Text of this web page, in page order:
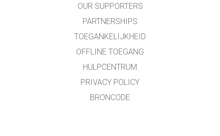
OUR SUPPORTERS
PARTNERSHIPS
TOEGANKELIJKHEID
OFFLINE TOEGANG
HULPCENTRUM
PRIVACY POLICY
BRONCODE